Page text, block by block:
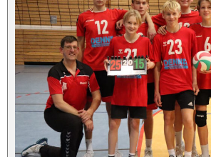
1. Damen
(„Sparkassen Wildcats Stralsund“) »
Team
Spielplan
Ergebnisse
Heimspiele »